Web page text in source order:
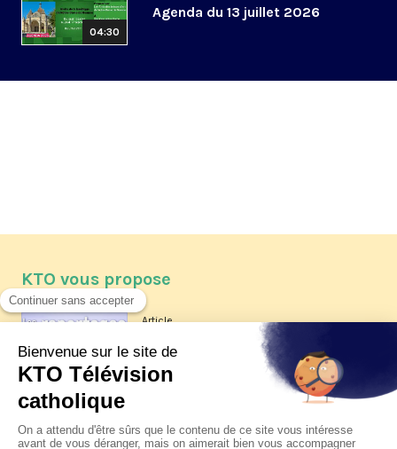
04:30
Agenda du 13 juillet 2026
KTO vous propose
Article
Les reportages d'été 2026 de KTO
La visite pastorale du pape Léon
XIV à Assise à suivre sur KTO le